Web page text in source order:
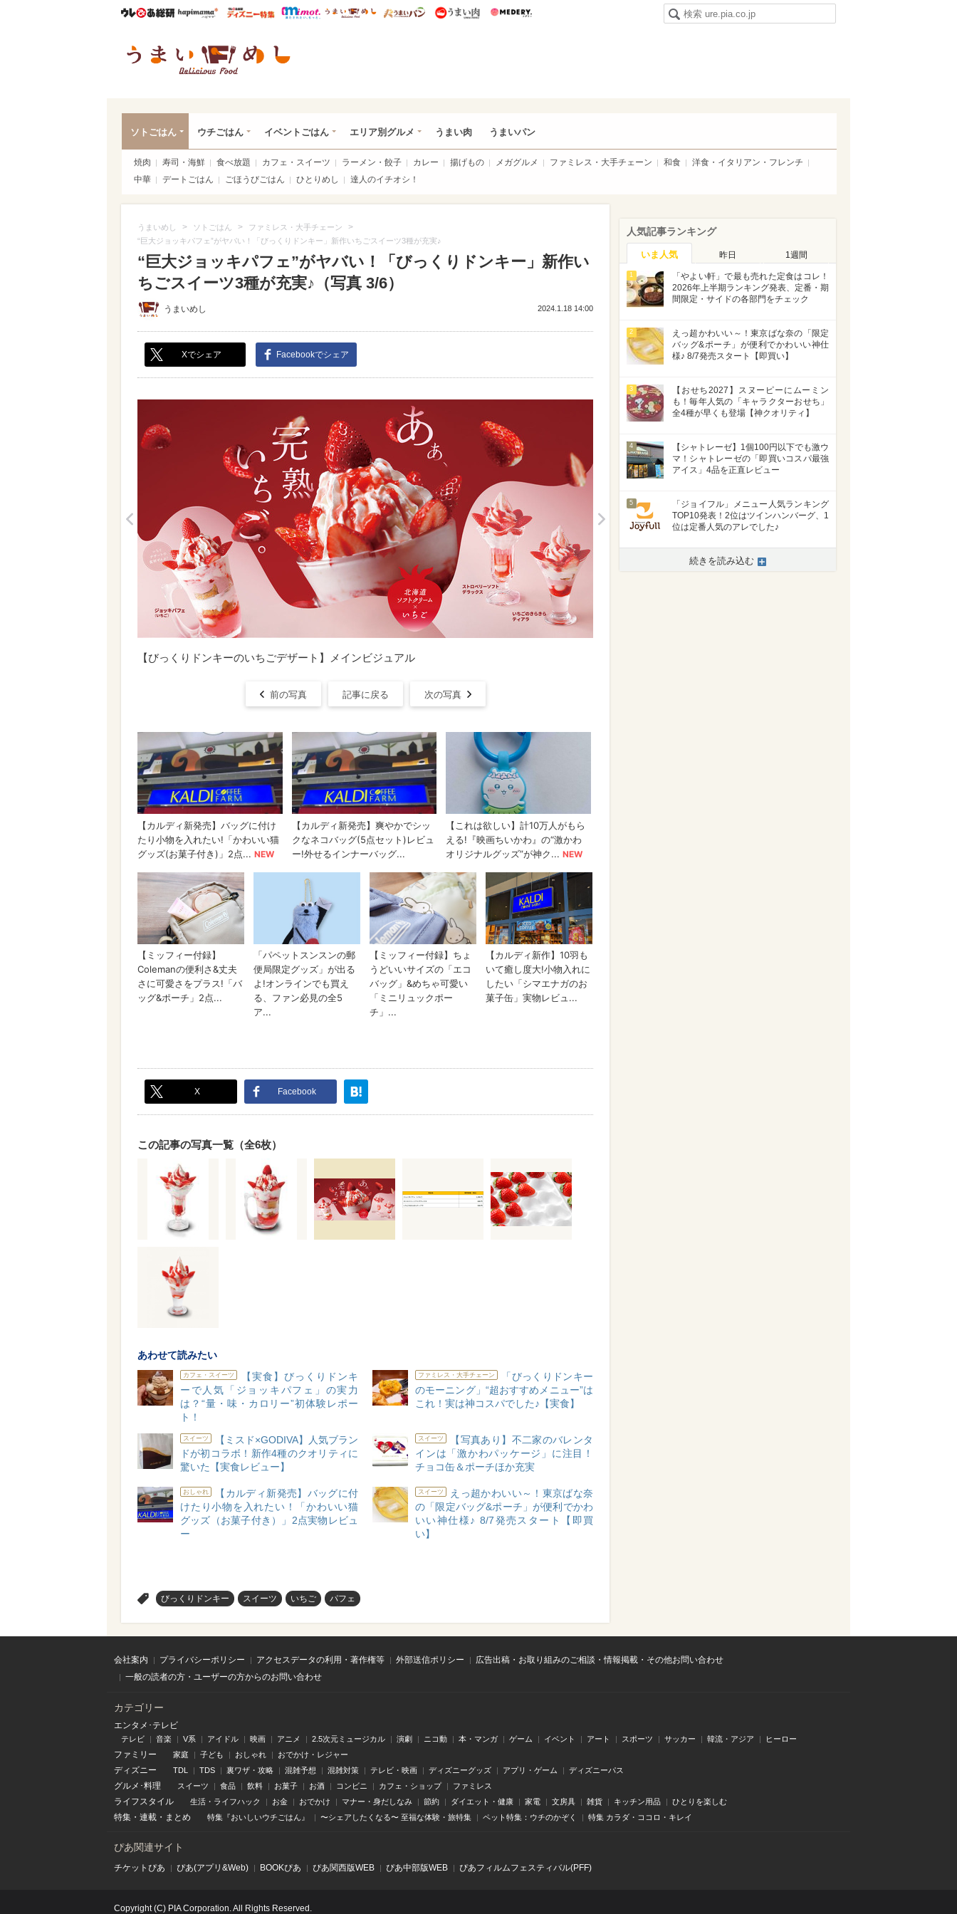
ウレぴあ総研ハピママ* ウレぴあ総研 ディズニー特集
mimot. うまいめし うまいパン うまい肉
ソトごはん ウチごはん イベントごはん エリア別グルメ うまい肉 うまいパン
焼肉 寿司・海鮮 食べ放題 カフェ・スイーツ ラーメン・餃子 カレー 揚げもの メガグルメ ファミレス・大手チェーン 和食
洋食・イタリアン・フレンチ
中華
デートごはん ごほうびごはん ひとりめし 達人のイチオシ！
うまいめし > ソトごはん > ファミレス・大手チェーン >
“巨大ジョッキパフェ”がヤバい！「びっくりドンキー」新作いちごスイーツ3種が充実♪
“巨大ジョッキパフェ”がヤバい！「びっくりドンキー」新作い
ちごスイーツ3種が充実♪（写真 3/6）
うまいめし 2024.1.18 14:00
Xでシェア Facebookでシェア
>
【びっくりドンキーのいちごデザート】メインビジュアル
前の写真 記事に戻る 次の写真
X Facebook
この記事の写真一覧（全6枚）
あわせて読みたい
カフェ・スイーツ
【実食】びっくりドンキ
ーで人気「ジョッキパフェ」の実力
は？“量・味・カロリー”初体験レポー
ト！
ファミレス・大手チェーン
「びっくりドンキー
のモーニング」“超おすすめメニュー”は
これ！実は神コスパでした♪【実食】
スイーツ
【ミスド×GODIVA】人気ブラン
ドが初コラボ！新作4種のクオリティに
驚いた【実食レビュー】
スイーツ
【写真あり】不二家のバレンタ
インは「激かわパッケージ」に注目！
チョコ缶＆ポーチほか充実
おしゃれ
【カルディ新発売】バッグに付
けたり小物を入れたい！「かわいい猫
グッズ（お菓子付き）」2点実物レビュ
ー
スイーツ
えっ超かわいい～！東京ばな奈
の「限定バッグ&ポーチ」が便利でかわ
いい神仕様♪ 8/7発売スタート【即買
い】
びっくりドンキー スイーツ いちご パフェ
人気記事ランキング
いま人気 昨日 1週間
1
「やよい軒」で最も売れた定食はコレ！
2026年上半期ランキング発表、定番・期
間限定・サイドの各部門をチェック
2
えっ超かわいい～！東京ばな奈の「限定
バッグ&ポーチ」が便利でかわいい神仕
様♪ 8/7発売スタート【即買い】
3
【おせち2027】スヌーピーにムーミン
も！毎年人気の「キャラクターおせち」
全4種が早くも登場【神クオリティ】
4
【シャトレーゼ】1個100円以下でも激ウ
マ！シャトレーゼの「即買いコスパ最強
アイス」4品を正直レビュー
5
「ジョイフル」メニュー人気ランキング
TOP10発表！2位はツインハンバーグ、1
位は定番人気のアレでした♪
続きを読み込む
会社案内 プライバシーポリシー アクセスデータの利用・著作権等 外部送信ポリシー
広告出稿・お取り組みのご相談・情報掲載・その他お問い合わせ
一般の読者の方・ユーザーの方からのお問い合わせ
カテゴリー
エンタメ･テレビ
テレビ 音楽 V系 アイドル 映画 アニメ 2.5次元ミュージカル 演劇 ニコ動 本・マンガ ゲーム イベント アート スポーツ サッカー 韓流・アジア ヒーロー
ファミリー 家庭 子ども おしゃれ おでかけ・レジャー
ディズニー TDL TDS 裏ワザ・攻略 混雑予想 混雑対策 テレビ・映画 ディズニーグッズ アプリ・ゲーム ディズニーパス
グルメ･料理 スイーツ 食品 飲料 お菓子 お酒 コンビニ カフェ・ショップ ファミレス
ライフスタイル 生活・ライフハック お金 おでかけ マナー・身だしなみ 節約 ダイエット・健康 家電 文房具 雑貨 キッチン用品 ひとりを楽しむ
特集 ・ 連載 ・ まとめ 特集『おいしいウチごはん』 〜シェアしたくなる〜 至福な体験・旅特集 ペット特集：ウチのかぞく 特集 カラダ・ココロ・キレイ
ぴあ関連サイト
チケットぴあ ぴあ(アプリ&Web) BOOKぴあ ぴあ関⻄版WEB ぴあ中部版WEB ぴあフィルムフェスティバル(PFF)
Copyright (C) PIA Corporation. All Rights Reserved.